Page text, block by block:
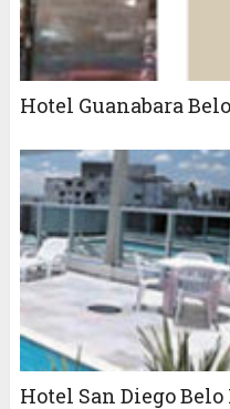
Hotel Guanabara
Hotel San Diego